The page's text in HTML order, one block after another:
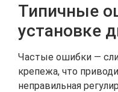
Типичные
установке
Частые ошибки —
крепежа, что
неправильная